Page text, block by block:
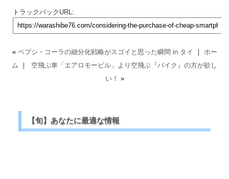
トラックバックURL:
« ペプシ・コーラの細分化戦略がスゴイと思った瞬間 in タイ ｜ ホー
ム ｜ 空飛ぶ車「エアロモービル」より空飛ぶ『バイク』の方が欲し
い！ »
【旬】あなたに最適な情報